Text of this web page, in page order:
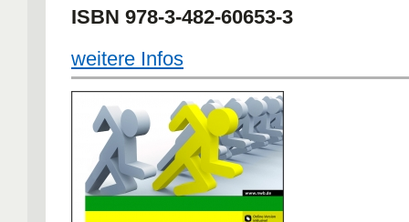
ISBN 978-3-482-60653-3
weitere Infos